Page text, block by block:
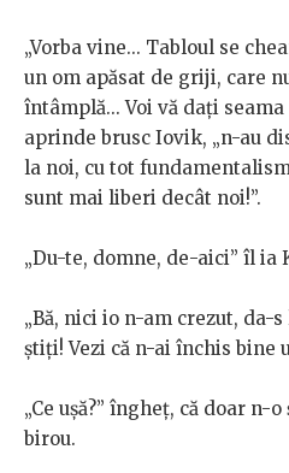
„Vorba vine... Tabloul se
un om apăsat de griji, care
întâmplă... Voi vă dați seama
aprinde brusc Iovik, „n-au
la noi, cu tot
sunt mai liberi decât noi!”.
„Du-te, domne, de-aici” îl ia
„Bă, nici io n-am crezut, da-
știți! Vezi că n-ai închis bine
„Ce ușă?” îngheț, că doar n-
birou.